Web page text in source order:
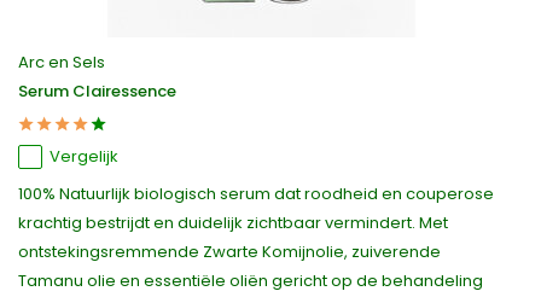
Arc en Sels
Serum Clairessence
Vergelijk
100% Natuurlijk biologisch serum dat roodheid en couperose
krachtig bestrijdt en duidelijk zichtbaar vermindert. Met
ontstekingsremmende Zwarte Komijnolie, zuiverende
Tamanu olie en essentiële oliën gericht op de behandeling